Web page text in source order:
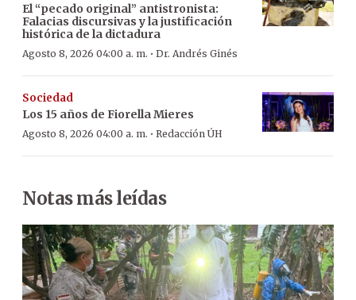
El “pecado original” antistronista:
Falacias discursivas y la justificación
histórica de la dictadura
Agosto 8, 2026 04:00 a. m. · Dr. Andrés Ginés
Sociedad
Los 15 años de Fiorella Mieres
Agosto 8, 2026 04:00 a. m. · Redacción ÚH
Notas más leídas